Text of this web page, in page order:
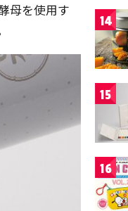
母を使用す
14
15
16